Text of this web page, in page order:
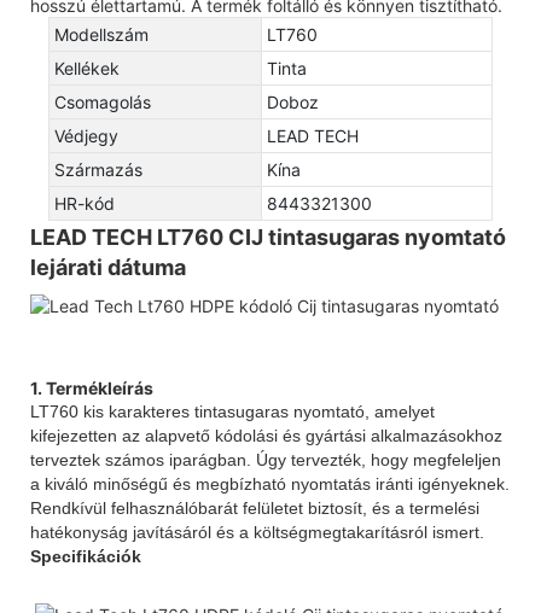
hosszú élettartamú. A termék foltálló és könnyen tisztítható.
Modellszám
LT760
Kellékek
Tinta
Csomagolás
Doboz
Védjegy
LEAD TECH
Származás
Kína
HR-kód
8443321300
LEAD TECH LT760 CIJ tintasugaras nyomtató
lejárati dátuma
1. Termékleírás
LT760 kis karakteres tintasugaras nyomtató, amelyet
kifejezetten az alapvető kódolási és gyártási alkalmazásokhoz
terveztek számos iparágban. Úgy tervezték, hogy megfeleljen
a kiváló minőségű és megbízható nyomtatás iránti igényeknek.
Rendkívül felhasználóbarát felületet biztosít, és a termelési
hatékonyság javításáról és a költségmegtakarításról ismert.
Specifikációk